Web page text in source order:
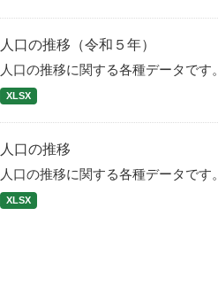
人口の推移（令和５年）
人口の推移に関する各種データです。
XLSX
人口の推移
人口の推移に関する各種データです。
XLSX